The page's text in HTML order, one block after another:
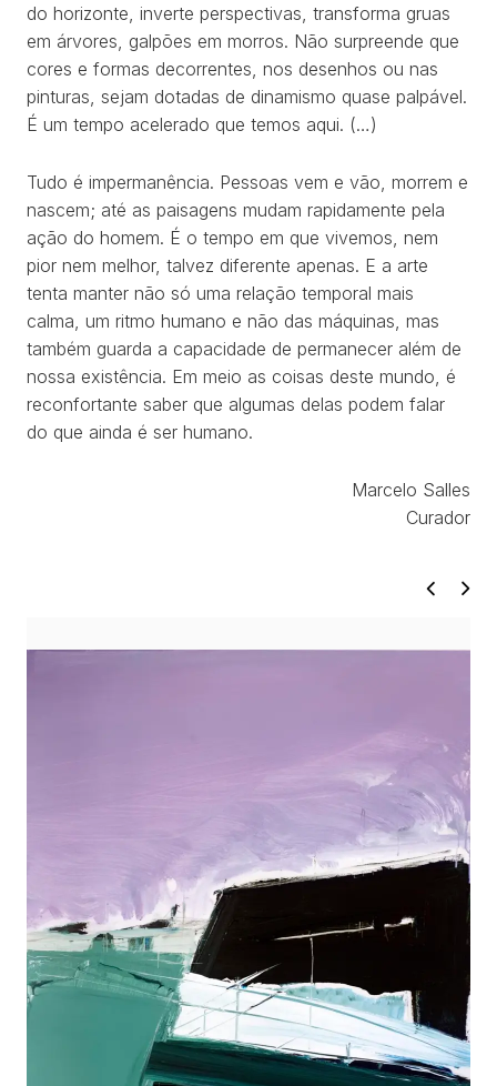
TRABALHOS
EXPOSIÇÕES
PROJETOS
TEXTOS
SOBRE
CLIPPING
do horizonte, inverte perspectivas, transforma gruas
em árvores, galpões em morros. Não surpreende que
cores e formas decorrentes, nos desenhos ou nas
pinturas, sejam dotadas de dinamismo quase palpável.
É um tempo acelerado que temos aqui. (…)
Tudo é impermanência. Pessoas vem e vão, morrem e
nascem; até as paisagens mudam rapidamente pela
ação do homem. É o tempo em que vivemos, nem
pior nem melhor, talvez diferente apenas. E a arte
tenta manter não só uma relação temporal mais
calma, um ritmo humano e não das máquinas, mas
também guarda a capacidade de permanecer além de
nossa existência. Em meio as coisas deste mundo, é
reconfortante saber que algumas delas podem falar
do que ainda é ser humano.
Marcelo Salles
Curador